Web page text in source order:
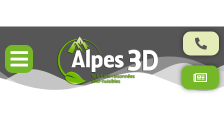
Résultats garantis par contrat